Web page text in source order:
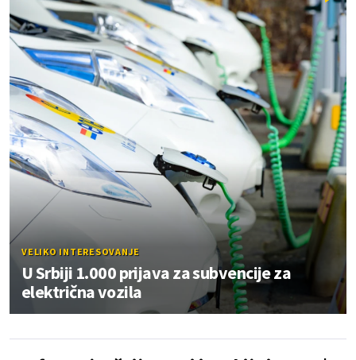
VELIKO INTERESOVANJE
U Srbiji 1.000 prijava za subvencije za
električna vozila